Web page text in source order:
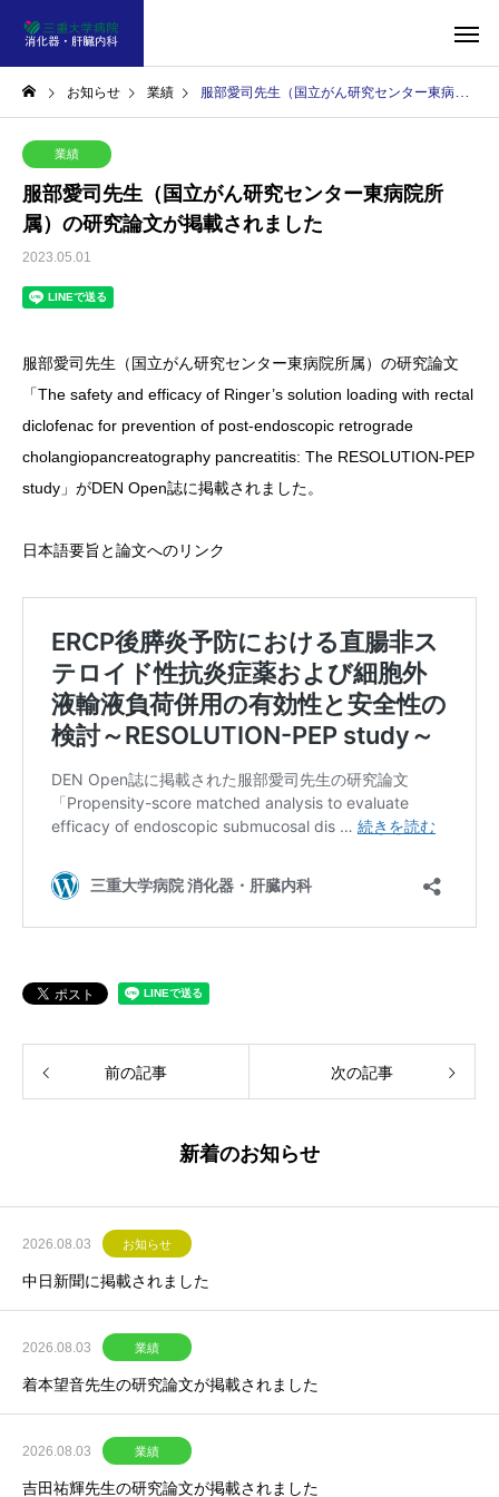
お知らせ 業績 服部愛司先生（国立がん研究センター東病院所属）の研究論文が掲載されました
業績
服部愛司先生（国立がん研究センター東病院所
属）の研究論文が掲載されました
2023.05.01
服部愛司先生（国立がん研究センター東病院所属）の研究論文
「The safety and efficacy of Ringer’s solution loading with rectal
diclofenac for prevention of post-endoscopic retrograde
cholangiopancreatography pancreatitis: The RESOLUTION-PEP
study」がDEN Open誌に掲載されました。
日本語要旨と論文へのリンク
前の記事 次の記事
新着のお知らせ
2026.08.03 お知らせ
中日新聞に掲載されました
2026.08.03 業績
着本望音先生の研究論文が掲載されました
2026.08.03 業績
吉田祐輝先生の研究論文が掲載されました